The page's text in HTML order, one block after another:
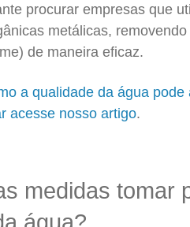
procurar empresas que
metálicas,
de maneira eficaz.
a qualidade da água
acesse nosso artigo.
medidas tomar